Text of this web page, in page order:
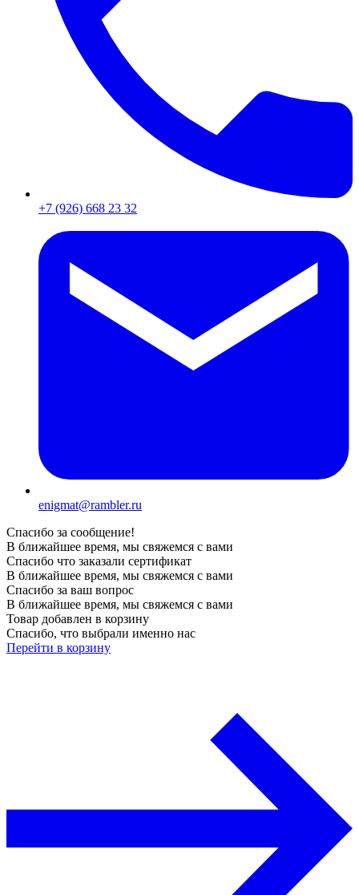
+7 (926) 668 23 32
enigmat@rambler.ru
Спасибо за сообщение!
В ближайшее время, мы свяжемся с вами
Спасибо что заказали сертификат
В ближайшее время, мы свяжемся с вами
Спасибо за ваш вопрос
В ближайшее время, мы свяжемся с вами
Товар добавлен в корзину
Спасибо, что выбрали именно нас
Перейти в корзину